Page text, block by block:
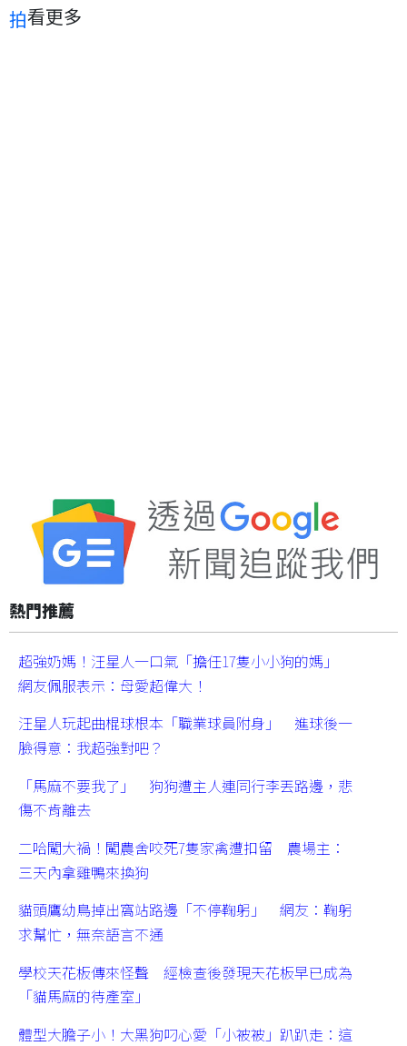
拍看更多
熱門推薦
超強奶媽！汪星人一口氣「擔任17隻小小狗的媽」
網友佩服表示：母愛超偉大！
汪星人玩起曲棍球根本「職業球員附身」 進球後一
臉得意：我超強對吧？
「馬麻不要我了」 狗狗遭主人連同行李丟路邊，悲
傷不肯離去
二哈闖大禍！闖農舍咬死7隻家禽遭扣留 農場主：
三天內拿雞鴨來換狗
貓頭鷹幼鳥掉出窩站路邊「不停鞠躬」 網友：鞠躬
求幫忙，無奈語言不通
學校天花板傳來怪聲 經檢查後發現天花板早已成為
「貓馬麻的待產室」
體型大膽子小！大黑狗叼心愛「小被被」趴趴走：這